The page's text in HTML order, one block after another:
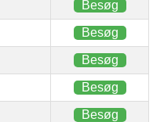
Besøg
Besøg
Besøg
Besøg
Besøg